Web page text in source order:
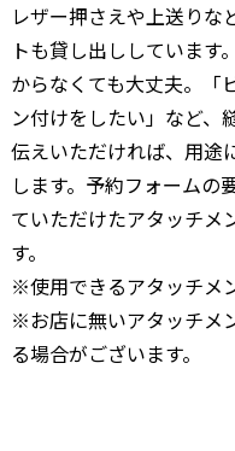
レザー押さえや上送りな
トも貸し出ししています
からなくても大丈夫。「
ン付けをしたい」など、
伝えいただければ、用途
します。予約フォームの
ていただけたアタッチメ
す。
※使用できるアタッチメ
※お店に無いアタッチメ
る場合がございます。